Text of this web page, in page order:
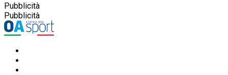
Pubblicità
Pubblicità